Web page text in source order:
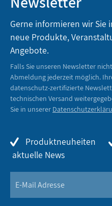
Gerne informieren wir Sie
neue Produkte,
Angebote.
Falls Sie unseren Newsletter
Abmeldung jederzeit möglich.
datenschutz-zertifizierte
technischen Versand
Sie in unserer
Produktneuheiten
aktuelle News